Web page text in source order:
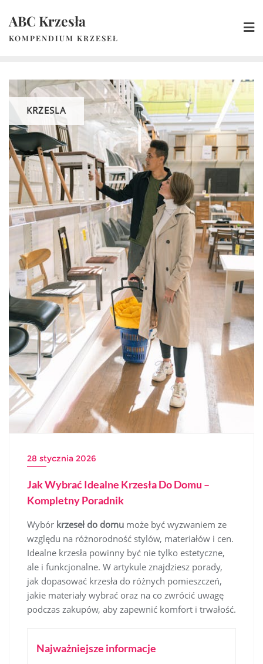
content
ABC Krzesła
KOMPENDIUM KRZESEŁ
KRZESLA
28 stycznia 2026
Jak Wybrać Idealne Krzesła Do Domu –
Kompletny Poradnik
Wybór krzeseł do domu może być wyzwaniem ze
względu na różnorodność stylów, materiałów i cen.
Idealne krzesła powinny być nie tylko estetyczne,
ale i funkcjonalne. W artykule znajdziesz porady,
jak dopasować krzesła do różnych pomieszczeń,
jakie materiały wybrać oraz na co zwrócić uwagę
podczas zakupów, aby zapewnić komfort i trwałość.
Najważniejsze informacje